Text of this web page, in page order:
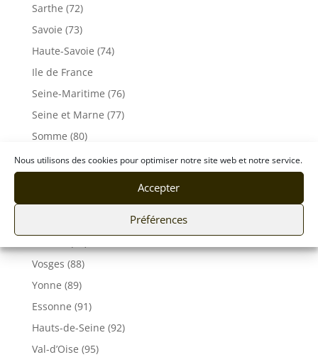
Nous utilisons des cookies pour optimiser notre site web et notre service.
Accepter
Préférences
Sarthe (72)
Savoie (73)
Haute-Savoie (74)
Ile de France
Seine-Maritime (76)
Seine et Marne (77)
Somme (80)
Tarn (81)
Vosges (88)
Yonne (89)
Essonne (91)
Hauts-de-Seine (92)
Val-d’Oise (95)